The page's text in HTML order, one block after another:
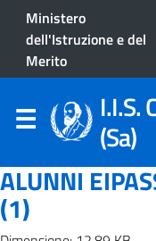
Ministero
dell'Istruzione e del
Merito
I.I.S.
(Sa)
ALUNNI
(1)